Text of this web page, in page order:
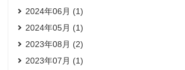
2024年06月 (1)
2024年05月 (1)
2023年08月 (2)
2023年07月 (1)